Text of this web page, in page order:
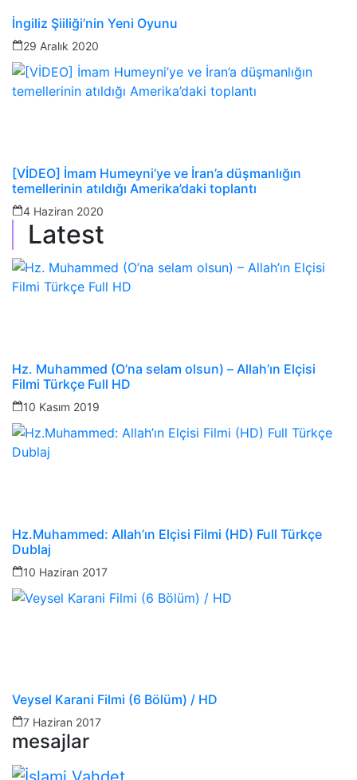
İngiliz Şiiliği’nin Yeni Oyunu
29 Aralık 2020
[VİDEO] İmam Humeyni’ye ve İran’a düşmanlığın
temellerinin atıldığı Amerika’daki toplantı
4 Haziran 2020
Latest
Hz. Muhammed (O’na selam olsun) – Allah’ın Elçisi
Filmi Türkçe Full HD
10 Kasım 2019
Hz.Muhammed: Allah’ın Elçisi Filmi (HD) Full Türkçe
Dublaj
10 Haziran 2017
Veysel Karani Filmi (6 Bölüm) / HD
7 Haziran 2017
mesajlar